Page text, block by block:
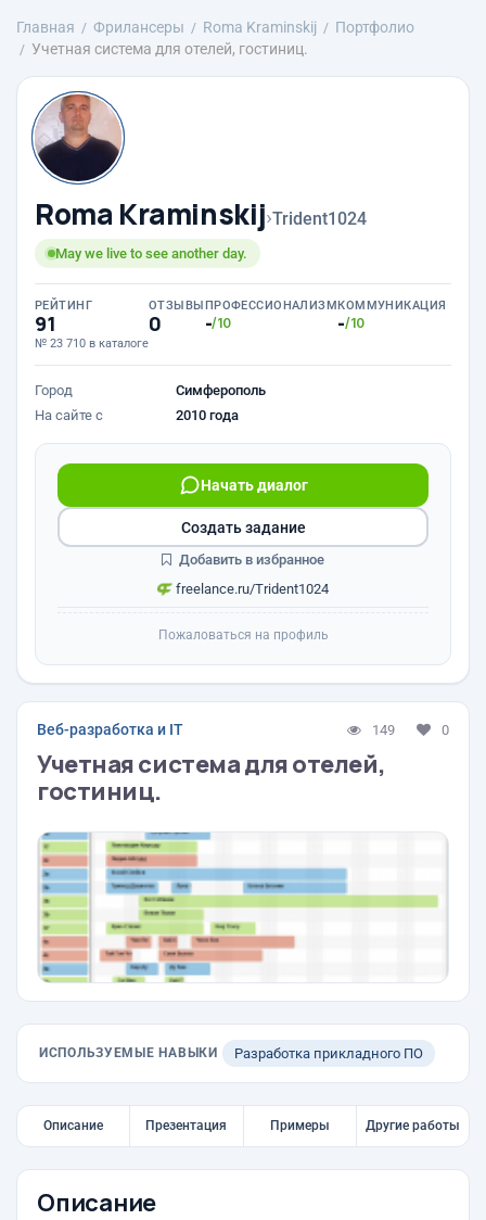
Главная Фрилансеры Roma Kraminskij
Портфолио
Учетная система для отелей, гостиниц.
Roma Kraminskij›Trident1024
May we live to see another day.
РЕЙТИНГ
91
№ 23 710 в каталоге
ОТЗЫВЫ
0
ПРОФЕССИОНАЛИЗМ
-/10
КОММУНИКАЦИЯ
-/10
Город
Симферополь
На сайте с
2010 года
Начать диалог
freelance.ru/Trident1024
Создать задание
Добавить в избранное
Пожаловаться на профиль
Веб-разработка и IT 149 0
Учетная система для отелей,
гостиниц.
ИСПОЛЬЗУЕМЫЕ НАВЫКИ Разработка прикладного ПО
Описание Презентация Примеры Другие работы
Описание